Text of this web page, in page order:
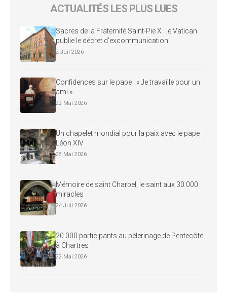
ACTUALITÉS LES PLUS LUES
Sacres de la Fraternité Saint-Pie X : le Vatican
publie le décret d’excommunication
2 Juil 2026
Confidences sur le pape : « Je travaille pour un
ami »
22 Mai 2026
Un chapelet mondial pour la paix avec le pape
Léon XIV
28 Mai 2026
Mémoire de saint Charbel, le saint aux 30 000
miracles
24 Juil 2026
20 000 participants au pèlerinage de Pentecôte
à Chartres
22 Mai 2026